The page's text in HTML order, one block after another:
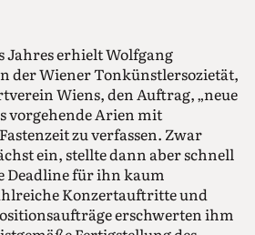
Jahres erhielt Wolfgang
der Wiener Tonkünstlersozietät,
Wiens, den Auftrag, „neue
vorgehende Arien mit
zu verfassen. Zwar
ein, stellte dann aber schnell
Deadline für ihn kaum
Konzertauftritte und
erschwerten ihm